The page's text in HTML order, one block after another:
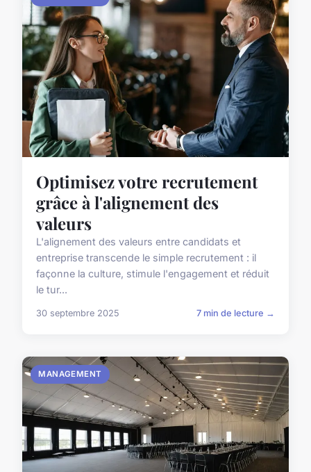
Optimisez votre recrutement
grâce à l'alignement des
valeurs
L'alignement des valeurs entre candidats et
entreprise transcende le simple recrutement : il
façonne la culture, stimule l'engagement et réduit
le tur...
30 septembre 2025 7 min de lecture →
MANAGEMENT